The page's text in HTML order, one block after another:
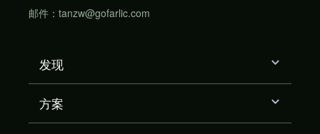
邮件：tanzw@gofarlic.com
发现
方案